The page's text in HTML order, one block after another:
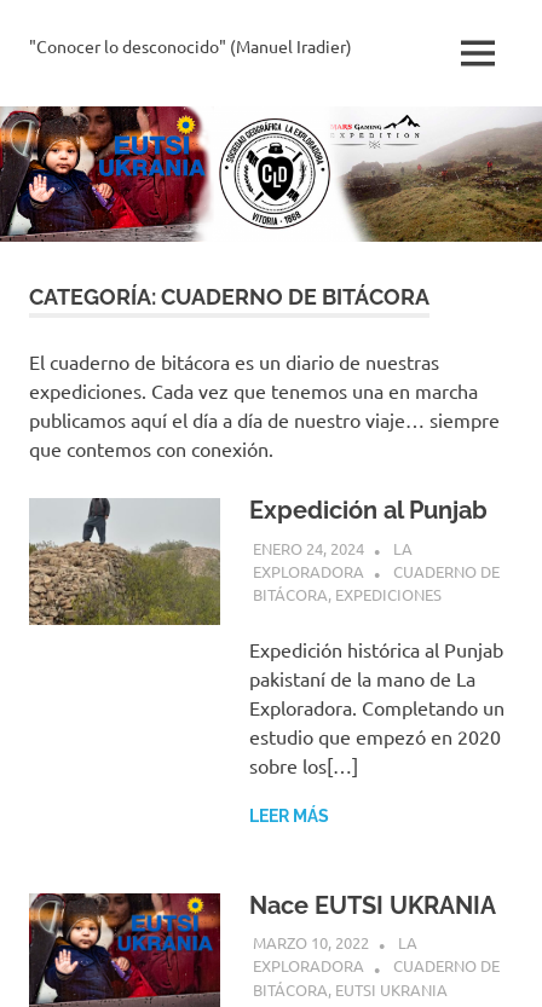
La
Exploradora
"Conocer lo desconocido" (Manuel Iradier)
MENÚ
CATEGORÍA:CUADERNO DE BITÁCORA
El cuaderno de bitácora es un diario de nuestras
expediciones. Cada vez que tenemos una en marcha
publicamos aquí el día a día de nuestro viaje… siempre
que contemos con conexión.
Expedición al Punjab
ENERO 24, 2024
LA
EXPLORADORA
CUADERNO DE
BITÁCORA, EXPEDICIONES
Expedición histórica al Punjab
pakistaní de la mano de La
Exploradora. Completando un
estudio que empezó en 2020
sobre los[…]
LEER MÁS
Nace EUTSI UKRANIA
MARZO 10, 2022
LA
EXPLORADORA
CUADERNO DE
BITÁCORA, EUTSI UKRANIA